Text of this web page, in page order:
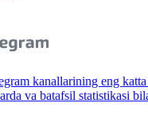
kanallarining eng
va batafsil statistikasi